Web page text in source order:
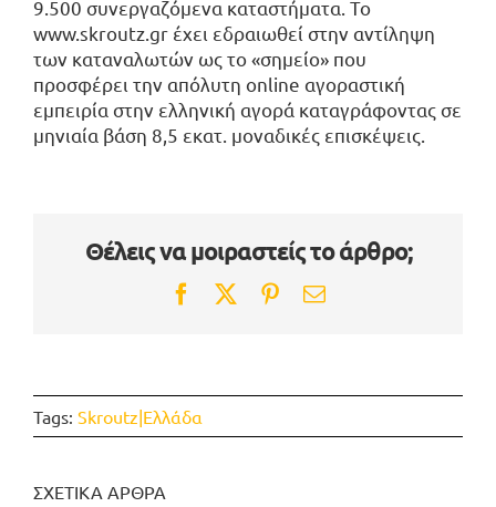
9.500 συνεργαζόμενα καταστήματα. Το
www.skroutz.gr έχει εδραιωθεί στην αντίληψη
των καταναλωτών ως το «σημείο» που
προσφέρει την απόλυτη online αγοραστική
εμπειρία στην ελληνική αγορά καταγράφοντας σε
μηνιαία βάση 8,5 εκατ. μοναδικές επισκέψεις.
Θέλεις να μοιραστείς το άρθρο;
Facebook
TwitterPinterest
Email
Tags: Skroutz|Ελλάδα
ΣΧΕΤΙΚΑ ΑΡΘΡΑ